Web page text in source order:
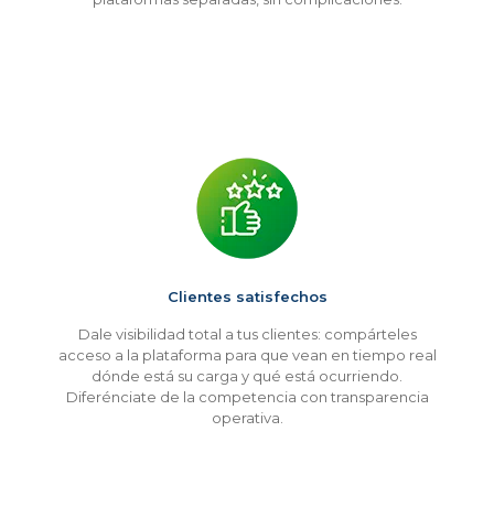
Clientes satisfechos
Dale visibilidad total a tus clientes: compárteles
acceso a la plataforma para que vean en tiempo real
dónde está su carga y qué está ocurriendo.
Diferénciate de la competencia con transparencia
operativa.